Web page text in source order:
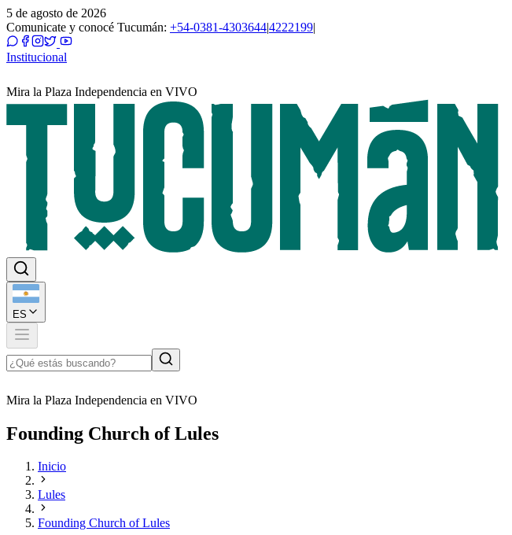
5 de agosto de 2026
Comunicate y conocé Tucumán: +54-0381-4303644|4222199|
Institucional
Mira la Plaza Independencia en VIVO
ES
Mira la Plaza Independencia en VIVO
Founding Church of Lules
Inicio
Lules
Founding Church of Lules